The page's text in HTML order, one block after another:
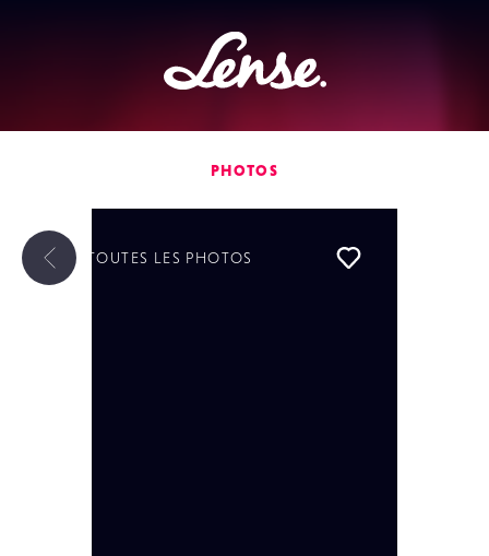
Lense
PHOTOS
TOUTES LES PHOTOS